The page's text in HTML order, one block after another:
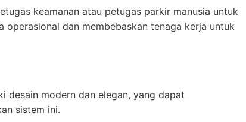
keamanan atau petugas parkir manusia untuk
operasional dan membebaskan tenaga kerja untuk
desain modern dan elegan, yang dapat
sistem ini.